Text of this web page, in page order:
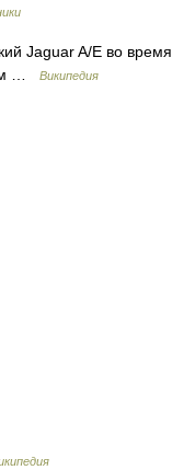
Jaguar A/E во время
…
Википедия